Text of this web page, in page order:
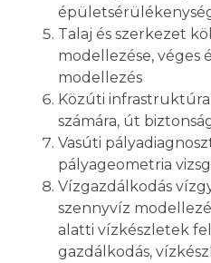
Talaj és szerkezet
modellezése, véges
modellezés
Közúti
számára, út
Vasúti
pályageometria
Vízgazdálkodás
szennyvíz
alatti vízkészletek
gazdálkodás,